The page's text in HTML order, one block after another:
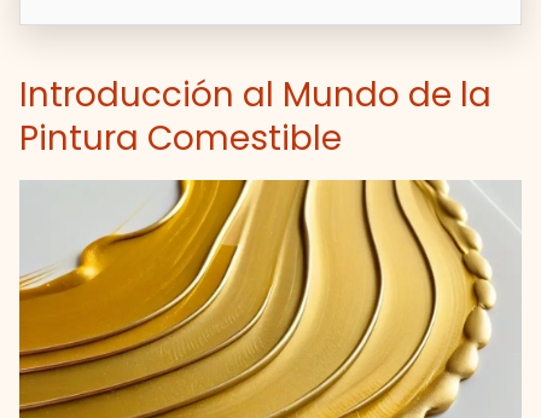
Introducción al Mundo de la
Pintura Comestible